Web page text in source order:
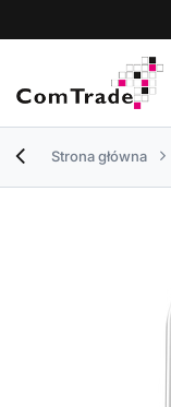
Strona główna